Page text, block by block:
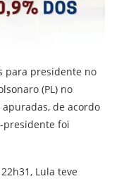
para presidente no
(PL) no
de acordo
presidente foi
Lula teve